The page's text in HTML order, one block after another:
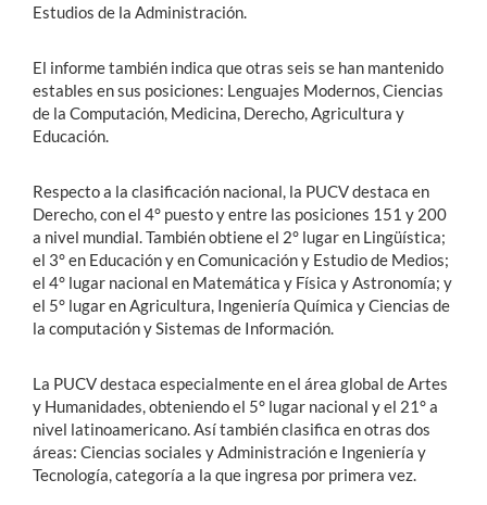
Estudios de la Administración.
El informe también indica que otras seis se han mantenido
estables en sus posiciones: Lenguajes Modernos, Ciencias
de la Computación, Medicina, Derecho, Agricultura y
Educación.
Respecto a la clasificación nacional, la PUCV destaca en
Derecho, con el 4° puesto y entre las posiciones 151 y 200
a nivel mundial. También obtiene el 2° lugar en Lingüística;
el 3° en Educación y en Comunicación y Estudio de Medios;
el 4° lugar nacional en Matemática y Física y Astronomía; y
el 5° lugar en Agricultura, Ingeniería Química y Ciencias de
la computación y Sistemas de Información.
La PUCV destaca especialmente en el área global de Artes
y Humanidades, obteniendo el 5° lugar nacional y el 21° a
nivel latinoamericano. Así también clasifica en otras dos
áreas: Ciencias sociales y Administración e Ingeniería y
Tecnología, categoría a la que ingresa por primera vez.